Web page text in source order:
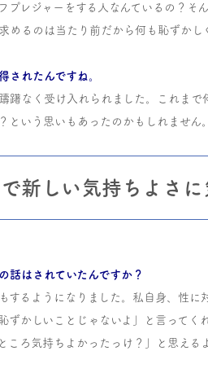
レジャーをする人なんているの？そ
めるのは当たり前だから何も恥ずか
れたんですね。
躇なく受け入れられました。これま
という思いもあったのかもしれません。
新しい気持ちよさに
はされていたんですか？
するようになりました。私自身、性に
ずかしいことじゃないよ」と言って
ころ気持ちよかったっけ？」と思える